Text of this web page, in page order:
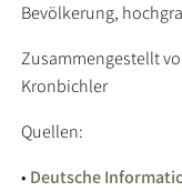
Bevölkerung,
Zusammengestellt
Kronbichler
Quellen:
• Deutsche